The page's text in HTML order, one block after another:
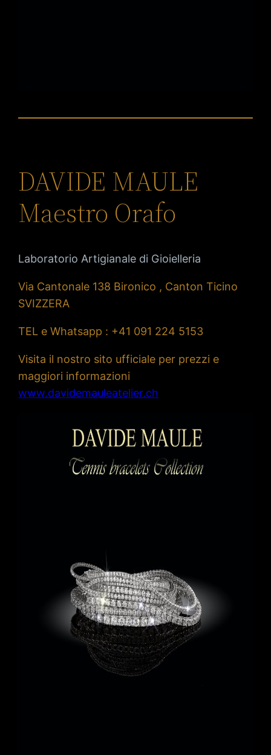
DAVIDE MAULE
Maestro Orafo
Laboratorio Artigianale di Gioielleria
Via Cantonale 138 Bironico , Canton Ticino
SVIZZERA
TEL e Whatsapp : +41 091 224 5153
Visita il nostro sito ufficiale per prezzi e
maggiori informazioni
www.davidemauleatelier.ch